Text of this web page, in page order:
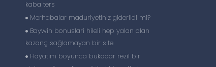
kaba ters
Merhabalar maduriyetiniz giderildi mi?
Baywin bonuslari hileli hep yalan olan
kazanç sağlamayan bir site
Hayatım boyunca bukadar rezil bir